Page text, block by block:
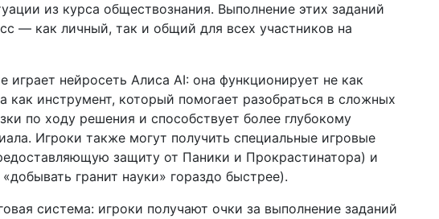
из курса обществознания. Выполнение этих заданий
— как личный, так и общий для всех участников на
играет нейросеть Алиса AI: она функционирует не как
как инструмент, который помогает разобраться в сложных
по ходу решения и способствует более глубокому
Игроки также могут получить специальные игровые
защиту от Паники и Прокрастинатора) и
гранит науки» гораздо быстрее).
система: игроки получают очки за выполнение заданий